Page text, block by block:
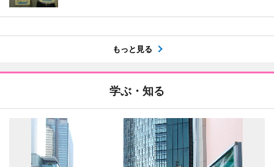
もっと見る
学ぶ・知る